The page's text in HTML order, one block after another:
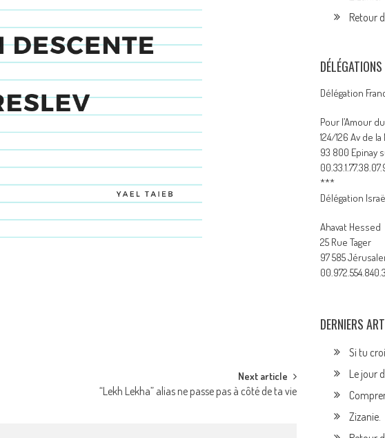
Next article
“Lekh Lekha” alias ne passe pas à côté de ta vie
Retour
DÉLÉGATIONS
Délégation
Pour l’Amour
124/126 Av de
93 800 Epinay
***
Délégation
Ahavat Hessed
25 Rue Tager
97 585
DERNIERS
Si tu
Le jour
Zizanie.